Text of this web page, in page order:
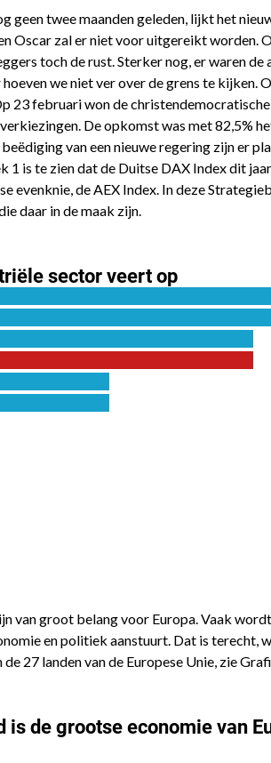
geen twee maanden geleden, lijkt het
Oscar zal er niet voor uitgereikt worden.
toch de rust. Sterker nog, er waren de
we niet ver over de grens te kijken.
23 februari won de
De opkomst was met 82,5%
van een nieuwe regering zijn er
1 is te zien dat de Duitse DAX Index dit
evenknie, de AEX Index. In deze
daar in de maak zijn.
van groot belang voor Europa. Vaak
en politiek aanstuurt. Dat is terecht,
27 landen van de Europese Unie, zie